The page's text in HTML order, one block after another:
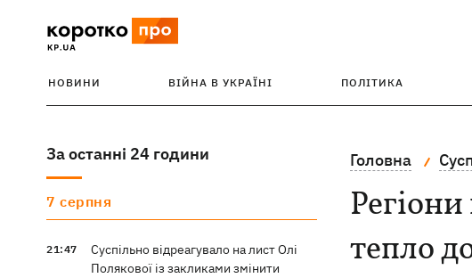
НОВИНИ ВІЙНА В УКРАЇНІ ПОЛІТИКА
За останні 24 години
7 серпня
21:47
Суспільно відреагувало на лист Олі
Полякової із закликами змінити
Головна
тепло